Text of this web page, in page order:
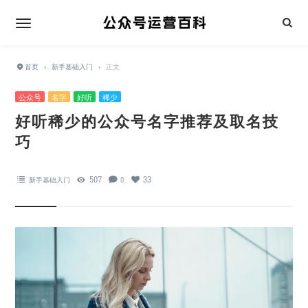
首页 › 新手基础入门 › 正文
公众号 名字 好听 稀少
好听稀少的公众号名字推荐及取名技
巧
新手基础入门 507 0 33